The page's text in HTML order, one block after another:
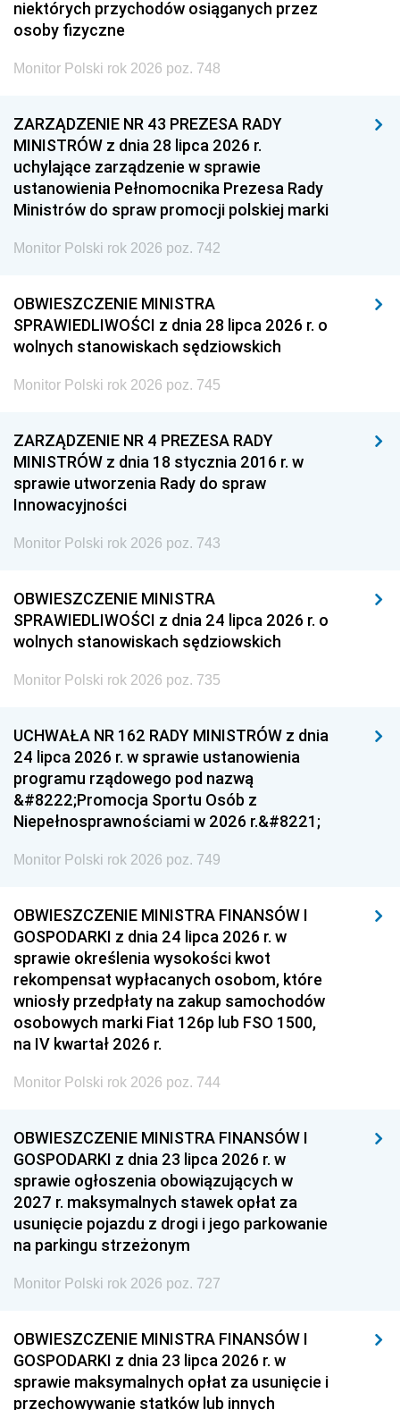
niektórych przychodów osiąganych przez
osoby fizyczne
Monitor Polski rok 2026 poz. 748
ZARZĄDZENIE NR 43 PREZESA RADY
MINISTRÓW z dnia 28 lipca 2026 r.
uchylające zarządzenie w sprawie
ustanowienia Pełnomocnika Prezesa Rady
Ministrów do spraw promocji polskiej marki
Monitor Polski rok 2026 poz. 742
OBWIESZCZENIE MINISTRA
SPRAWIEDLIWOŚCI z dnia 28 lipca 2026 r. o
wolnych stanowiskach sędziowskich
Monitor Polski rok 2026 poz. 745
ZARZĄDZENIE NR 4 PREZESA RADY
MINISTRÓW z dnia 18 stycznia 2016 r. w
sprawie utworzenia Rady do spraw
Innowacyjności
Monitor Polski rok 2026 poz. 743
OBWIESZCZENIE MINISTRA
SPRAWIEDLIWOŚCI z dnia 24 lipca 2026 r. o
wolnych stanowiskach sędziowskich
Monitor Polski rok 2026 poz. 735
UCHWAŁA NR 162 RADY MINISTRÓW z dnia
24 lipca 2026 r. w sprawie ustanowienia
programu rządowego pod nazwą
&#8222;Promocja Sportu Osób z
Niepełnosprawnościami w 2026 r.&#8221;
Monitor Polski rok 2026 poz. 749
OBWIESZCZENIE MINISTRA FINANSÓW I
GOSPODARKI z dnia 24 lipca 2026 r. w
sprawie określenia wysokości kwot
rekompensat wypłacanych osobom, które
wniosły przedpłaty na zakup samochodów
osobowych marki Fiat 126p lub FSO 1500,
na IV kwartał 2026 r.
Monitor Polski rok 2026 poz. 744
OBWIESZCZENIE MINISTRA FINANSÓW I
GOSPODARKI z dnia 23 lipca 2026 r. w
sprawie ogłoszenia obowiązujących w
2027 r. maksymalnych stawek opłat za
usunięcie pojazdu z drogi i jego parkowanie
na parkingu strzeżonym
Monitor Polski rok 2026 poz. 727
OBWIESZCZENIE MINISTRA FINANSÓW I
GOSPODARKI z dnia 23 lipca 2026 r. w
sprawie maksymalnych opłat za usunięcie i
przechowywanie statków lub innych